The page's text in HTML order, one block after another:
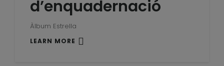
d’enquadernació
Àlbum Estrella
LEARN MORE